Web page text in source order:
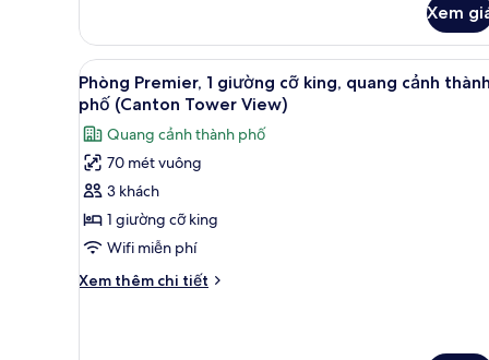
cảnh
sông,
góc
Phòng
Premier,
1
giường
cỡ
king,
quang
cảnh
sông,
góc
Xem
Xem
tất
cả
ảnh
Phòng
Premier,
1
giường
cỡ
king,
Bộ đồ giường cao cấp, chăn
8
Phòng Premier, 1 giường cỡ king, quang cảnh thành
phố (Canton Tower View)
Quang cảnh thành phố
70 mét vuông
3 khách
1 giường cỡ king
Wifi miễn phí
Xem thêm chi tiết
Chi